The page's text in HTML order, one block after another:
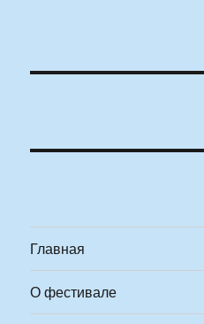
Главная
О фестивале